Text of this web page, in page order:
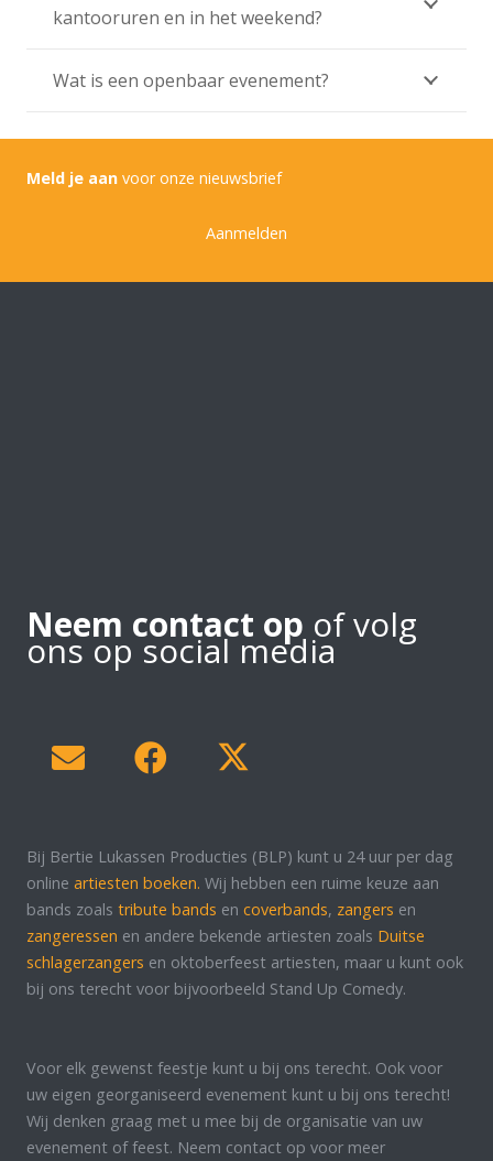
kantooruren en in het weekend?
Wat is een openbaar evenement?
Meld je aan voor onze nieuwsbrief
Aanmelden
Neem contact op of volg
ons op social media
Bij Bertie Lukassen Producties (BLP) kunt u 24 uur per dag
online artiesten boeken. Wij hebben een ruime keuze aan
bands zoals tribute bands en coverbands, zangers en
zangeressen en andere bekende artiesten zoals Duitse
schlagerzangers en oktoberfeest artiesten, maar u kunt ook
bij ons terecht voor bijvoorbeeld Stand Up Comedy.
Voor elk gewenst feestje kunt u bij ons terecht. Ook voor
uw eigen georganiseerd evenement kunt u bij ons terecht!
Wij denken graag met u mee bij de organisatie van uw
evenement of feest. Neem contact op voor meer